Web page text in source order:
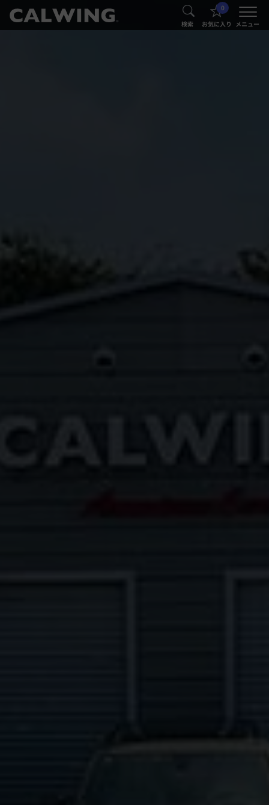
® 検索
0
お気に入り メニュー
®